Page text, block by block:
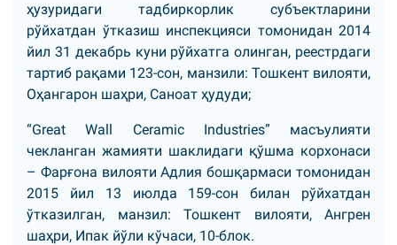
ҳузуридаги тадбиркорлик субъектларини
рўйхатдан ўтказиш инспекцияси томонидан 2014
йил 31 декабрь куни рўйхатга олинган, реестрдаги
тартиб рақами 123-сон, манзили: Тошкент вилояти,
Оҳангарон шаҳри, Саноат ҳудуди;
“Great Wall Ceramiс Industries” масъулияти
чекланган жамияти шаклидаги қўшма корхонаси
– Фарғона вилояти Адлия бошқармаси томонидан
2015 йил 13 июлда 159-сон билан рўйхатдан
ўтказилган, манзил: Тошкент вилояти, Ангрен
шаҳри, Ипак йўли кўчаси, 10-блок.